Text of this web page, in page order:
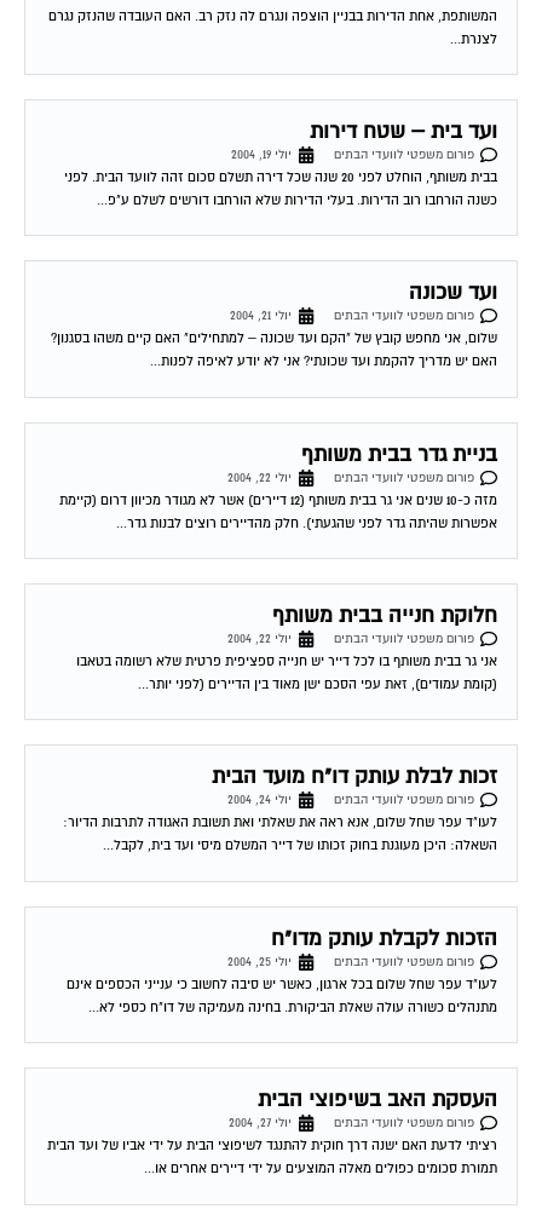
לצנרת...
ועד בית – שטח דירות
פורום משפטי לוועדי הבתים
בבית משותף, הוחלט לפני 20 שנה שכל דירה תשלם סכום זהה לוועד הבית. לפני
כשנה הורחבו רוב הדירות. בעלי הדירות שלא הורחבו דורשים לשלם ע"פ...
ועד שכונה
פורום משפטי לוועדי הבתים
שלום, אני מחפש קובץ של "הקם ועד שכונה – למתחילים" האם קיים משהו בסגנון?
האם יש מדריך להקמת ועד שכונתי? אני לא יודע לאיפה לפנות...
בניית גדר בבית משותף
פורום משפטי לוועדי הבתים
מזה כ-10 שנים אני גר בבית משותף (12 דיירים) אשר לא מגודר מכיוון דרום (קיימת
אפשרות שהיתה גדר לפני שהגעתי). חלק מהדיירים רוצים לבנות גדר...
חלוקת חנייה בבית משותף
פורום משפטי לוועדי הבתים
יולי 22, 2004
אני גר בבית משותף בו לכל דייר יש חנייה ספציפית פרטית שלא רשומה בטאבו
(קומת עמודים), זאת עפי הסכם ישן מאוד בין הדיירים (לפני יותר...
זכות לבלת עותק דו"ח מועד הבית
פורום משפטי לוועדי הבתים
יולי 24, 2004
לעו"ד עפר שחל שלום, אנא ראה את שאלתי ואת תשובת האגודה לתרבות הדיור:
השאלה: היכן מעוגנת בחוק זכותו של דייר המשלם מיסי ועד בית, לקבל...
הזכות לקבלת עותק מדו"ח
פורום משפטי לוועדי הבתים
יולי 25, 2004
לעו"ד עפר שחל שלום בכל ארגון, כאשר יש סיבה לחשוב כי ענייני הכספים אינם
מתנהלים כשורה עולה שאלת הביקורת. בחינה מעמיקה של דו"ח כספי לא...
העסקת האב בשיפוצי הבית
פורום משפטי לוועדי הבתים
יולי 27, 2004
רציתי לדעת האם ישנה דרך חוקית להתנגד לשיפוצי הבית על ידי אביו של ועד הבית
תמורת סכומים כפולים מאלה המוצעים על ידי דיירים אחרים או...